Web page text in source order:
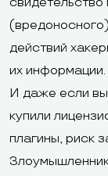
действий
их информации.
И даже если вы
купили
плагины, риск